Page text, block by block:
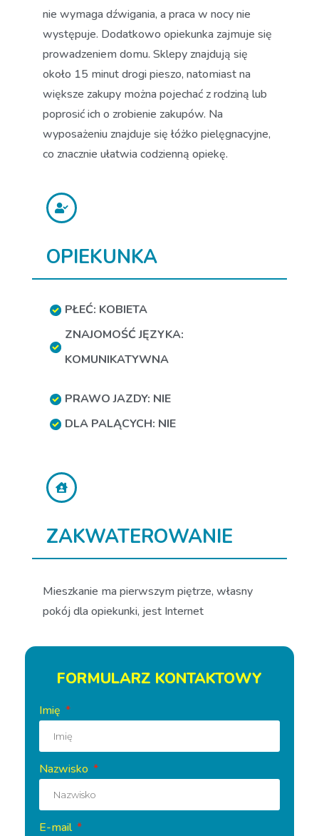
nie wymaga dźwigania, a praca w nocy nie
występuje. Dodatkowo opiekunka zajmuje się
prowadzeniem domu. Sklepy znajdują się
około 15 minut drogi pieszo, natomiast na
większe zakupy można pojechać z rodziną lub
poprosić ich o zrobienie zakupów. Na
wyposażeniu znajduje się łóżko pielęgnacyjne,
co znacznie ułatwia codzienną opiekę.
OPIEKUNKA
PŁEĆ: KOBIETA
ZNAJOMOŚĆ JĘZYKA:
KOMUNIKATYWNA
PRAWO JAZDY: NIE
DLA PALĄCYCH: NIE
ZAKWATEROWANIE
Mieszkanie ma pierwszym piętrze, własny
pokój dla opiekunki, jest Internet
FORMULARZ KONTAKTOWY
Imię
Nazwisko
E-mail